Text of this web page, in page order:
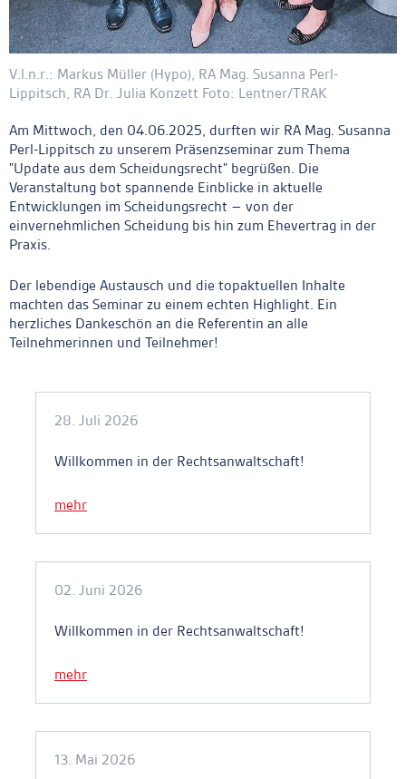
V.l.n.r.: Markus Müller (Hypo), RA Mag. Susanna Perl-
Lippitsch, RA Dr. Julia Konzett Foto: Lentner/TRAK
Am Mittwoch, den 04.06.2025, durften wir RA Mag. Susanna
Perl-Lippitsch zu unserem Präsenzseminar zum Thema
"Update aus dem Scheidungsrecht" begrüßen. Die
Veranstaltung bot spannende Einblicke in aktuelle
Entwicklungen im Scheidungsrecht – von der
einvernehmlichen Scheidung bis hin zum Ehevertrag in der
Praxis.
Der lebendige Austausch und die topaktuellen Inhalte
machten das Seminar zu einem echten Highlight. Ein
herzliches Dankeschön an die Referentin an alle
Teilnehmerinnen und Teilnehmer!
28. Juli 2026
Willkommen in der Rechtsanwaltschaft!
mehr
02. Juni 2026
Willkommen in der Rechtsanwaltschaft!
mehr
13. Mai 2026